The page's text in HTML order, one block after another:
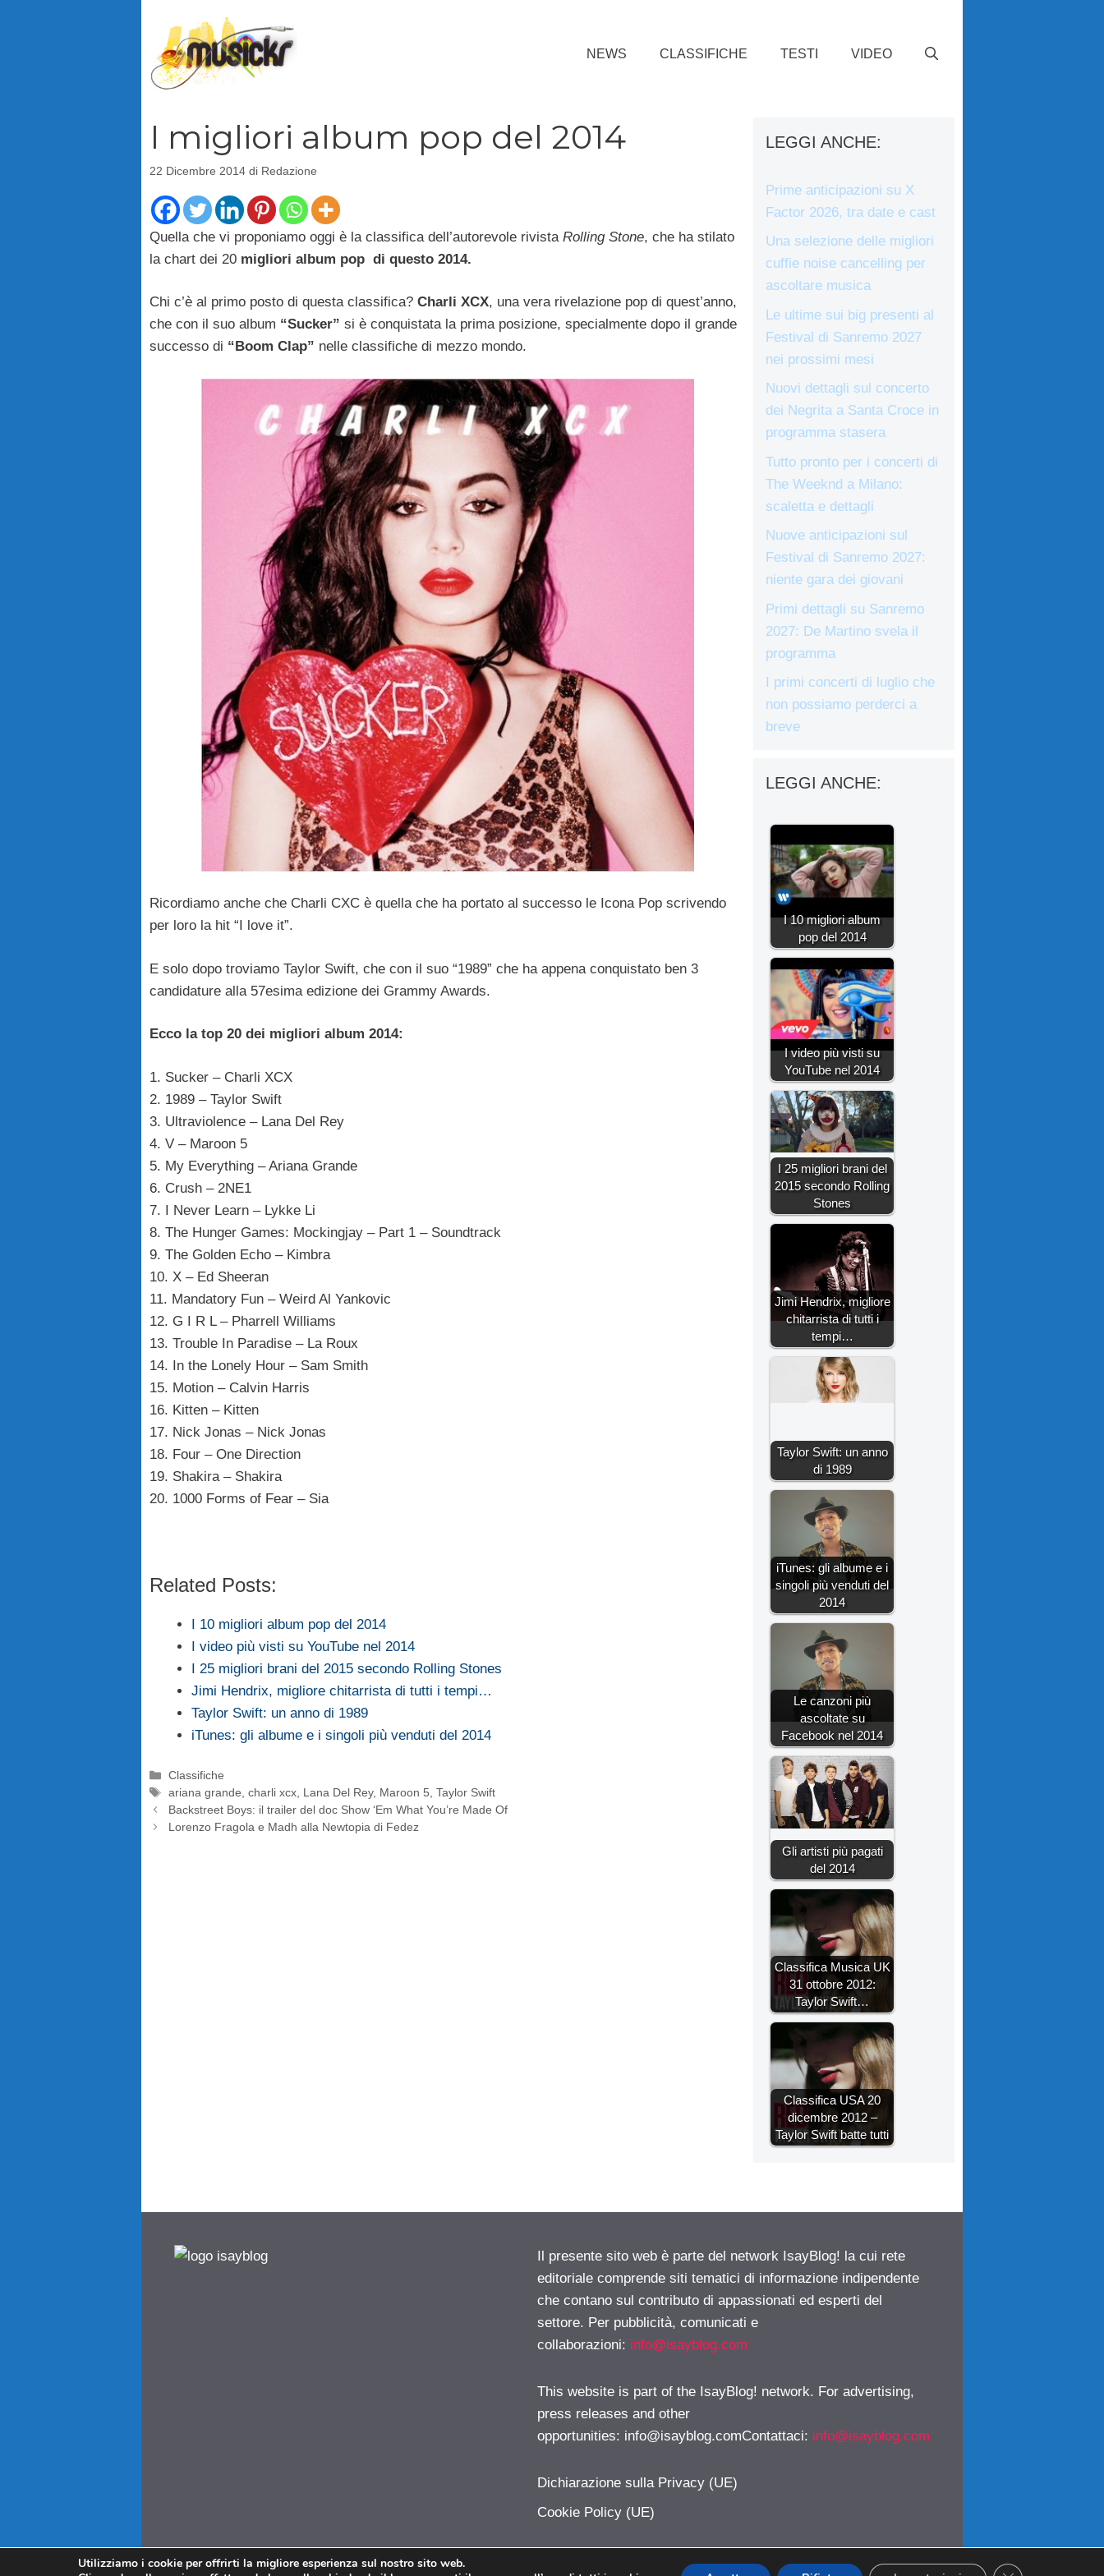
NEWS CLASSIFICHE TESTI VIDEO
I migliori album pop del 2014
22 Dicembre 2014 di Redazione
Quella che vi proponiamo oggi è la classifica dell’autorevole rivista Rolling Stone, che ha stilato
la chart dei 20 migliori album pop di questo 2014.
Chi c’è al primo posto di questa classifica? Charli XCX, una vera rivelazione pop di quest’anno,
che con il suo album “Sucker” si è conquistata la prima posizione, specialmente dopo il grande
successo di “Boom Clap” nelle classifiche di mezzo mondo.
Ricordiamo anche che Charli CXC è quella che ha portato al successo le Icona Pop scrivendo
per loro la hit “I love it”.
E solo dopo troviamo Taylor Swift, che con il suo “1989” che ha appena conquistato ben 3
candidature alla 57esima edizione dei Grammy Awards.
Ecco la top 20 dei migliori album 2014:
1. Sucker – Charli XCX
2. 1989 – Taylor Swift
3. Ultraviolence – Lana Del Rey
4. V – Maroon 5
5. My Everything – Ariana Grande
6. Crush – 2NE1
7. I Never Learn – Lykke Li
8. The Hunger Games: Mockingjay – Part 1 – Soundtrack
9. The Golden Echo – Kimbra
10. X – Ed Sheeran
11. Mandatory Fun – Weird Al Yankovic
12. G I R L – Pharrell Williams
13. Trouble In Paradise – La Roux
14. In the Lonely Hour – Sam Smith
15. Motion – Calvin Harris
16. Kitten – Kitten
17. Nick Jonas – Nick Jonas
18. Four – One Direction
19. Shakira – Shakira
20. 1000 Forms of Fear – Sia
Related Posts:
I 10 migliori album pop del 2014
I video più visti su YouTube nel 2014
I 25 migliori brani del 2015 secondo Rolling Stones
Jimi Hendrix, migliore chitarrista di tutti i tempi…
Taylor Swift: un anno di 1989
iTunes: gli albume e i singoli più venduti del 2014
Categorie
Classifiche
Tag
ariana grande,charli xcx, Lana Del Rey, Maroon 5,Taylor Swift
Backstreet Boys: il trailer del doc Show ‘Em What You’re Made Of
Lorenzo Fragola e Madh alla Newtopia di Fedez
LEGGI ANCHE:
Prime anticipazioni su X
Factor 2026, tra date e cast
Una selezione delle migliori
cuffie noise cancelling per
ascoltare musica
Le ultime sui big presenti al
Festival di Sanremo 2027
nei prossimi mesi
Nuovi dettagli sul concerto
dei Negrita a Santa Croce in
programma stasera
Tutto pronto per i concerti di
The Weeknd a Milano:
scaletta e dettagli
Nuove anticipazioni sul
Festival di Sanremo 2027:
niente gara dei giovani
Primi dettagli su Sanremo
2027: De Martino svela il
programma
I primi concerti di luglio che
non possiamo perderci a
breve
LEGGI ANCHE:
I 10 migliori album
pop del 2014
I video più visti su
YouTube nel 2014
I 25 migliori brani del
2015 secondo Rolling
Stones
Jimi Hendrix, migliore
chitarrista di tutti i
tempi…
Taylor Swift: un anno
di 1989
iTunes: gli albume e i
singoli più venduti del
2014
Le canzoni più
ascoltate su
Facebook nel 2014
Gli artisti più pagati
del 2014
Classifica Musica UK
31 ottobre 2012:
Taylor Swift…
Classifica USA 20
dicembre 2012 –
Taylor Swift batte tutti
Il presente sito web è parte del network IsayBlog! la cui rete
editoriale comprende siti tematici di informazione indipendente
che contano sul contributo di appassionati ed esperti del
settore. Per pubblicità, comunicati e
collaborazioni: info@isayblog.com
This website is part of the IsayBlog! network. For advertising,
press releases and other
opportunities: info@isayblog.comContattaci: info@isayblog.com
Dichiarazione sulla Privacy (UE)
Cookie Policy (UE)
Utilizziamo i cookie per offrirti la migliore esperienza sul nostro sito web.